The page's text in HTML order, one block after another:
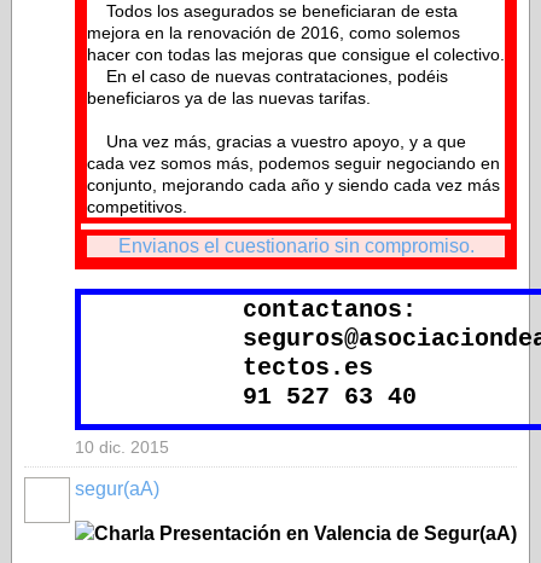
Todos los asegurados se beneficiaran de esta
mejora en la renovación de 2016, como solemos
hacer con todas las mejoras que consigue el colectivo.
En el caso de nuevas contrataciones, podéis
beneficiaros ya de las nuevas tarifas.
Una vez más, gracias a vuestro apoyo, y a que
cada vez somos más, podemos seguir negociando en
conjunto, mejorando cada año y siendo cada vez más
competitivos.
Envianos el cuestionario sin compromiso.
contactanos:
tectos.es
91 527 63 40
10 dic. 2015
segur(aA)
Charla Presentación en Valencia de Segur(aA)